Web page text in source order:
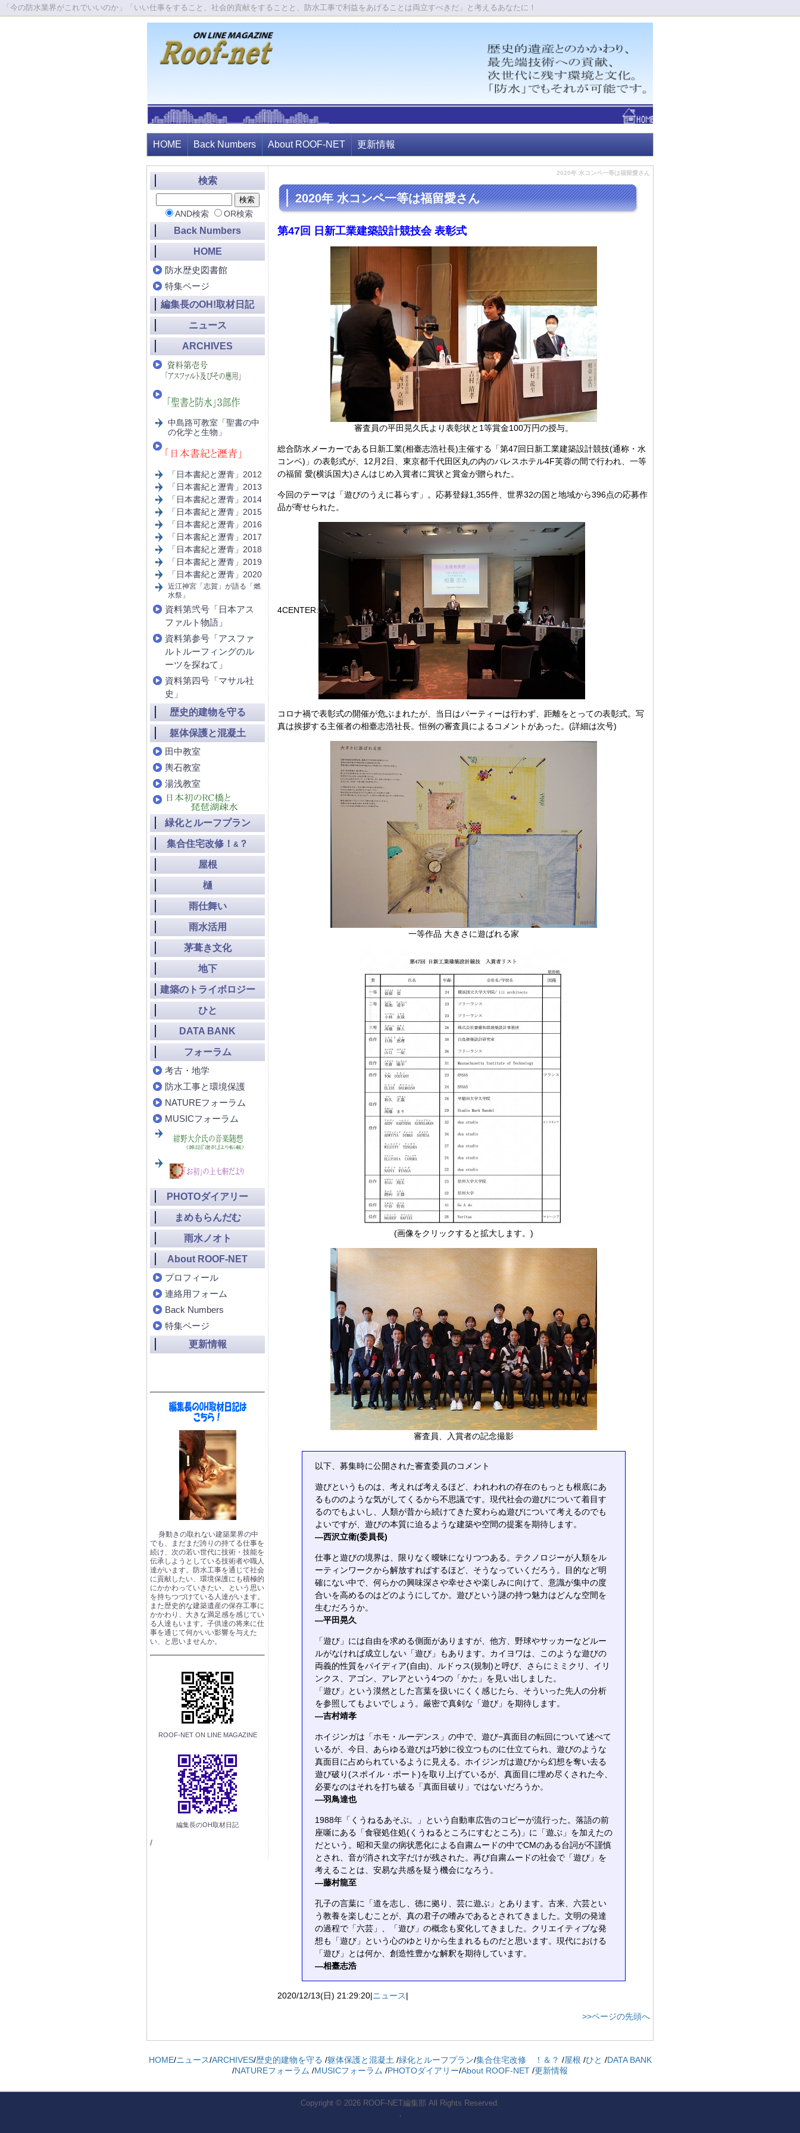
「今の防水業界がこれでいいのか」「いい仕事をすること、社会的貢献をすることと、防水工事で利益をあげることは両立すべきだ」と考えるあなたに！
HOME Back Numbers About ROOF-NET 更新情報
2020年 水コンペ一等は福留愛さん
2020年 水コンペ一等は福留愛さん
第47回 日新工業建築設計競技会 表彰式
審査員の平田晃久氏より表彰状と1等賞金100万円の授与。
総合防水メーカーである日新工業(相臺志浩社長)主催する「第47回日新工業建築設計競技(通称・水
コンペ)」の表彰式が、12月2日、東京都千代田区丸の内のパレスホテル4F芙蓉の間で行われ、一等
の福留 愛(横浜国大)さんはじめ入賞者に賞状と賞金が贈られた。
今回のテーマは「遊びのうえに暮らす」。応募登録1,355件、世界32の国と地域から396点の応募作
品が寄せられた。
4CENTER:
コロナ禍で表彰式の開催が危ぶまれたが、当日はパーティーは行わず、距離をとっての表彰式。写
真は挨拶する主催者の相臺志浩社長。恒例の審査員によるコメントがあった。(詳細は次号)
一等作品 大きさに遊ばれる家
(画像をクリックすると拡大します。)
審査員、入賞者の記念撮影
以下、募集時に公開された審査委員のコメント
遊びというものは、考えれば考えるほど、われわれの存在のもっとも根底にあ
るもののような気がしてくるから不思議です。現代社会の遊びについて着目す
るのでもよいし、人類が昔から続けてきた変わらぬ遊びについて考えるのでも
よいですが、遊びの本質に迫るような建築や空間の提案を期待します。
―西沢立衛(委員長)
仕事と遊びの境界は、限りなく曖昧になりつつある。テクノロジーが人類をル
ーティンワークから解放すればするほど、そうなっていくだろう。目的など明
確にない中で、何らかの興味深さや幸せさや楽しみに向けて、意識が集中の度
合いを高めるのはどのようにしてか。遊びという謎の持つ魅力はどんな空間を
生むだろうか。
―平田晃久
「遊び」には自由を求める側面がありますが、他方、野球やサッカーなどルー
ルがなければ成立しない「遊び」もあります。カイヨワは、このような遊びの
両義的性質をパイディア(自由)、ルドゥス(規制)と呼び、さらにミミクリ、イリ
ンクス、アゴン、アレアという4つの「かた」を見い出しました。
「遊び」という漠然とした言葉を扱いにくく感じたら、そういった先人の分析
を参照してもよいでしょう。厳密で真剣な「遊び」を期待します。
―吉村靖孝
ホイジンガは「ホモ・ルーデンス」の中で、遊び−真面目の転回について述べて
いるが、今日、あらゆる遊びは巧妙に役立つものに仕立てられ、遊びのような
真面目に占められているように見える。ホイジンガは遊びから幻想を奪い去る
遊び破り(スポイル・ポート)を取り上げているが、真面目に埋め尽くされた今、
必要なのはそれを打ち破る「真面目破り」ではないだろうか。
―羽鳥達也
1988年「くうねるあそぶ。」という自動車広告のコピーが流行った。落語の前
座噺にある「食寝処住処(くうねるところにすむところ)」に「遊ぶ」を加えたの
だという。昭和天皇の病状悪化による自粛ムードの中でCMのある台詞が不謹慎
とされ、音が消され文字だけが残された。再び自粛ムードの社会で「遊び」を
考えることは、安易な共感を疑う機会になろう。
―藤村龍至
孔子の言葉に「道を志し、徳に拠り、芸に遊ぶ」とあります。古来、六芸とい
う教養を楽しむことが、真の君子の嗜みであるとされてきました。文明の発達
の過程で「六芸」、「遊び」の概念も変化してきました。クリエイティブな発
想も「遊び」という心のゆとりから生まれるものだと思います。現代における
「遊び」とは何か、創造性豊かな解釈を期待しています。
―相臺志浩
2020/12/13(日) 21:29:20|ニュース|
>>ページの先頭へ
検索
AND検索 OR検索
Back Numbers
HOME
防水歴史図書館
特集ページ
編集長のOH!取材日記
ニュース
ARCHIVES
中島路可教室「聖書の中
の化学と生物」
「日本書紀と瀝青」2012
「日本書紀と瀝青」2013
「日本書紀と瀝青」2014
「日本書紀と瀝青」2015
「日本書紀と瀝青」2016
「日本書紀と瀝青」2017
「日本書紀と瀝青」2018
「日本書紀と瀝青」2019
「日本書紀と瀝青」2020
近江神宮「志賀」が語る「燃
水祭」
資料第弐号「日本アス
ファルト物語」
資料第参号「アスファ
ルトルーフィングのル
ーツを探ねて」
資料第四号「マサル社
史」
歴史的建物を守る
躯体保護と混凝土
田中教室
輿石教室
湯浅教室
緑化とルーフプラン
集合住宅改修！ & ？
屋根
樋
雨仕舞い
雨水活用
茅葺き文化
地下
建築のトライボロジー
ひと
DATA BANK
フォーラム
考古・地学
防水工事と環境保護
NATUREフォーラム
MUSICフォーラム
PHOTOダイアリー
まめもらんだむ
雨水ノオト
About ROOF-NET
プロフィール
連絡用フォーム
Back Numbers
特集ページ
更新情報
身動きの取れない建築業界の中
でも、まだまだ誇りの持てる仕事を
続け、次の若い世代に技術・技能を
伝承しようとしている技術者や職人
達がいます。防水工事を通じて社会
に貢献したい、環境保護にも積極的
にかかわっていきたい、という思い
を持ちつづけている人達がいます。
また歴史的な建築遺産の保存工事に
かかわり、大きな満足感を感じてい
る人達もいます。子供達の将来に仕
事を通じて何かいい影響を与えた
い、と思いませんか。
ROOF-NET ON LINE MAGAZINE
編集長のOH取材日記
/
HOME/ニュース/ARCHIVES/歴史的建物を守る /躯体保護と混凝土 /緑化とルーフプラン/集合住宅改修 ！＆？ /屋根 /ひと /DATA BANK
/NATUREフォーラム /MUSICフォーラム /PHOTOダイアリー/About ROOF-NET /更新情報
Copyright © 2026 ROOF-NET編集部 All Rights Reserved.
，